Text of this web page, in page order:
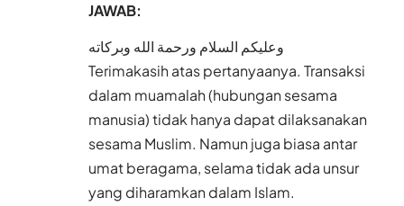
JAWAB:
وعليكم السلام ورحمة الله وبركاته
Terimakasih atas pertanyaanya. Transaksi
dalam muamalah (hubungan sesama
manusia) tidak hanya dapat dilaksanakan
sesama Muslim. Namun juga biasa antar
umat beragama, selama tidak ada unsur
yang diharamkan dalam Islam.